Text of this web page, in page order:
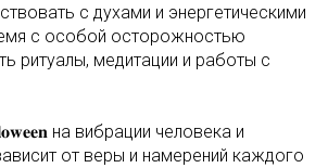
с духами и энергетическими
с особой осторожностью
ритуалы, медитации и работы с
на вибрации человека и
от веры и намерений каждого